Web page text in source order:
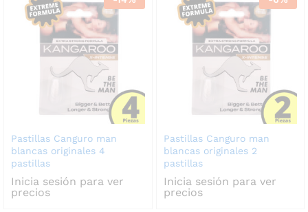
Pastillas Canguro man
blancas originales 4
pastillas
Inicia sesión para ver
precios
Pastillas Canguro man
blancas originales 2
pastillas
Inicia sesión para ver
precios